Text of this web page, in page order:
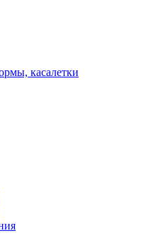
касалетки